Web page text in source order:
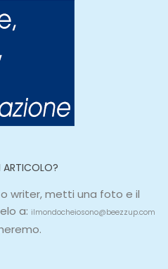
ARTICOLO?
o writer, metti una foto e il
a: ilmondocheiosono@beezzup.com